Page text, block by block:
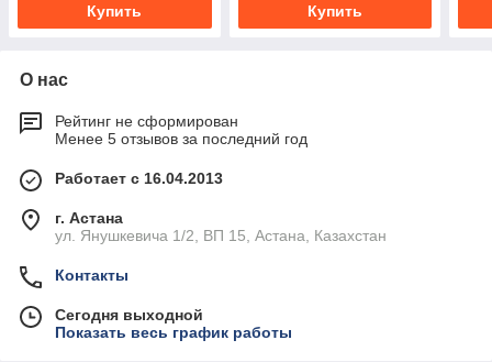
Купить Купить
О нас
Рейтинг не сформирован
Менее 5 отзывов за последний год
Работает с 16.04.2013
г. Астана
ул. Янушкевича 1/2, ВП 15, Астана, Казахстан
Контакты
Сегодня выходной
Показать весь график работы